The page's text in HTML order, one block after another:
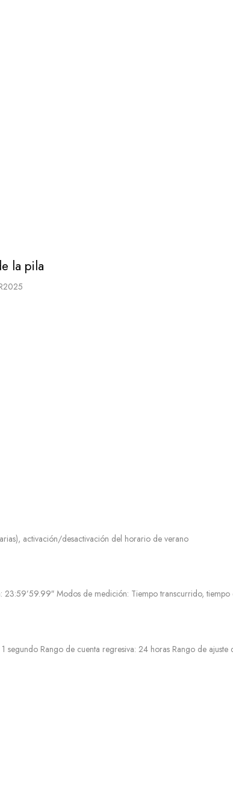
la pila
activación/desactivación del horario de verano
Modos de medición: Tiempo transcurrido, tiempo
Rango de cuenta regresiva: 24 horas Rango de